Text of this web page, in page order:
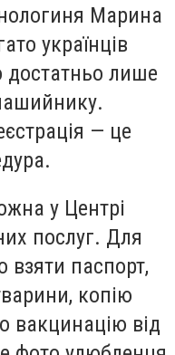
Марина
українців
лише
— це
у Центрі
послуг. Для
взяти паспорт,
копію
вакцинацію від